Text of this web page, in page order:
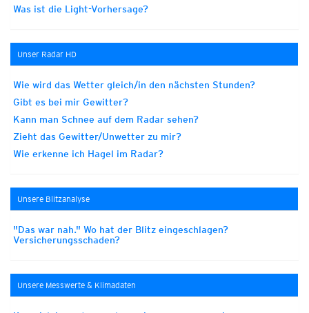
Was ist die Light-Vorhersage?
Unser Radar HD
Wie wird das Wetter gleich/in den nächsten Stunden?
Gibt es bei mir Gewitter?
Kann man Schnee auf dem Radar sehen?
Zieht das Gewitter/Unwetter zu mir?
Wie erkenne ich Hagel im Radar?
Unsere Blitzanalyse
"Das war nah." Wo hat der Blitz eingeschlagen?
Versicherungsschaden?
Unsere Messwerte & Klimadaten